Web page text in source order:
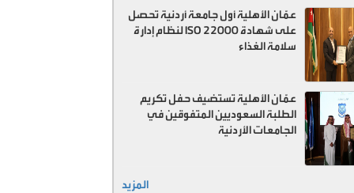
عمّان الأهلية أول جامعة أردنية تحصل
على شهادة ISO 22000 لنظام إدارة
سلامة الغذاء
عمّان الأهلية تستضيف حفل تكريم
الطلبة السعوديين المتفوقين في
الجامعات الأردنية
المزيد